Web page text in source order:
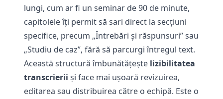
lungi, cum ar fi un seminar de 90 de minute,
capitolele îți permit să sari direct la secțiuni
specifice, precum „Întrebări și răspunsuri” sau
„Studiu de caz”, fără să parcurgi întregul text.
Această structură îmbunătățește lizibilitatea
transcrierii și face mai ușoară revizuirea,
editarea sau distribuirea către o echipă. Este o